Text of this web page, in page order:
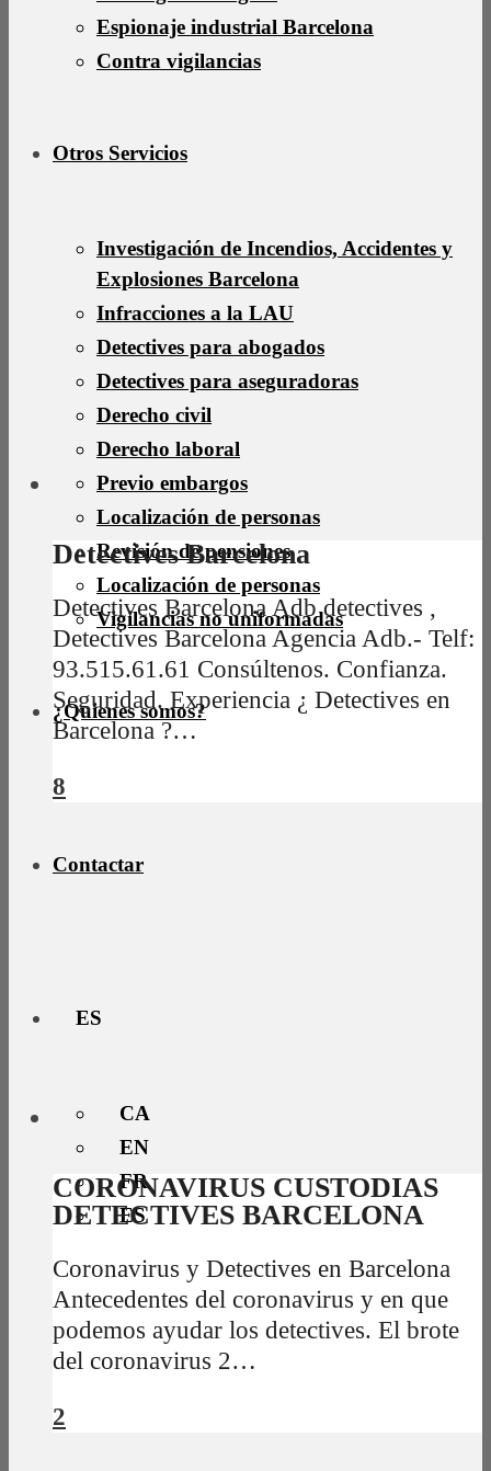
Espionaje industrial Barcelona
Contra vigilancias
Otros Servicios
Investigación de Incendios, Accidentes y
Explosiones Barcelona
Infracciones a la LAU
Detectives para abogados
Detectives para aseguradoras
Derecho civil
Derecho laboral
Previo embargos
Localización de personas
Revisión de pensiones
Localización de personas
Vigilancias no uniformadas
¿Quienes somos?
Contactar
ES
CA
EN
FR
ES
Detectives Barcelona
Detectives Barcelona Adb detectives ,
Detectives Barcelona Agencia Adb.- Telf:
93.515.61.61 Consúltenos. Confianza.
Seguridad. Experiencia ¿ Detectives en
Barcelona ?…
8
CORONAVIRUS CUSTODIAS
DETECTIVES BARCELONA
Coronavirus y Detectives en Barcelona
Antecedentes del coronavirus y en que
podemos ayudar los detectives. El brote
del coronavirus 2…
2